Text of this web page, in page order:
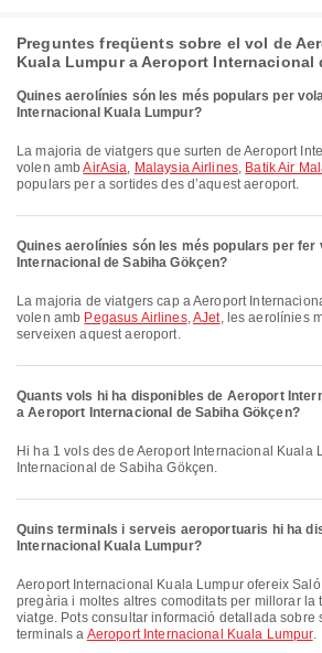
Preguntes freqüents sobre el vol de
Kuala Lumpur a Aeroport Internacional
Quines aerolínies són les més populars per
Internacional Kuala Lumpur?
La majoria de viatgers que surten de Aeroport Internacional Kuala Lumpur
volen ambAirAsia, Malaysia Airlines, Batik Air
populars per a sortides des d’aquest aeroport.
Quines aerolínies són les més populars per fer
Internacional de Sabiha Gökçen?
La majoria de viatgers cap a Aeroport Internacional de Sabiha Gökçen
volen amb Pegasus Airlines,AJet, les aerolínies
serveixen aquest aeroport.
Quants vols hi ha disponibles de Aeroport
a Aeroport Internacional de Sabiha Gökçen?
Hi ha 1 vols des de Aeroport Internacional Kuala Lumpur fins a Aeroport
Internacional de Sabiha Gökçen.
Quins terminals i serveis aeroportuaris hi ha
Internacional Kuala Lumpur?
Aeroport Internacional Kuala Lumpur ofereix Saló, Menjador, Sala de
pregària i moltes altres comoditats per millorar la
viatge. Pots consultar informació detallada sobre
terminals a Aeroport Internacional Kuala Lumpur.